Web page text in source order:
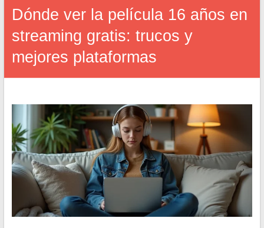
Dónde ver la película 16 años en
streaming gratis: trucos y
mejores plataformas